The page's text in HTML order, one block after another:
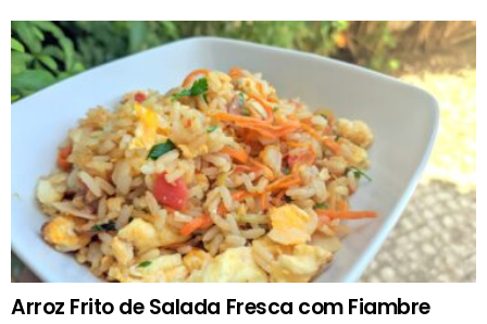
Arroz Frito de Salada Fresca com Fiambre